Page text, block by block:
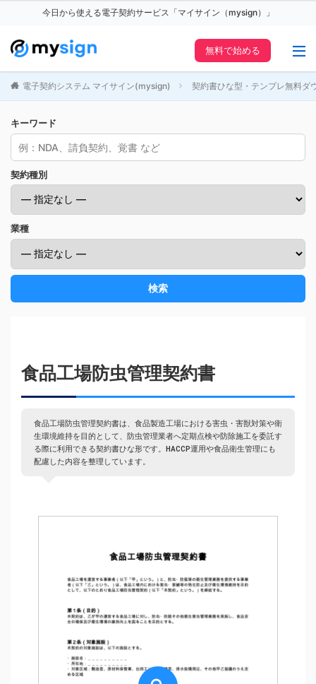
今日から使える電子契約サービス「マイサイン（mysign）」
無料で始める
電子契約システム マイサイン(mysign) 契約書ひな型・テンプレ無料ダ
キーワード
契約種別
業種
検索
食品工場防虫管理契約書
食品工場防虫管理契約書は、食品製造工場における害虫・害獣対策や衛
生環境維持を目的として、防虫管理業者へ定期点検や防除施工を委託す
る際に利用できる契約書ひな形です。HACCP運用や食品衛生管理にも
配慮した内容を整理しています。